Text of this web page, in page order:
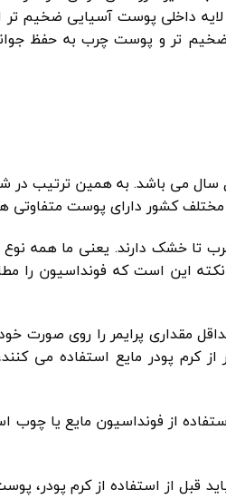
داخلی پوست آسیایی ضخیم
تر و پوست چرب به حفظ
در طول سال می باشد. به همین
مختلف کشور دارای پوست متفاوتی
تا خشک دارند. یعنی ما همه
این است که فونداسیون را
مقداری پرایمر را روی صورت
کرم پودر مایع استفاده می
از فونداسیون مایع یا چوب
قبل از استفاده از کرم پودر،